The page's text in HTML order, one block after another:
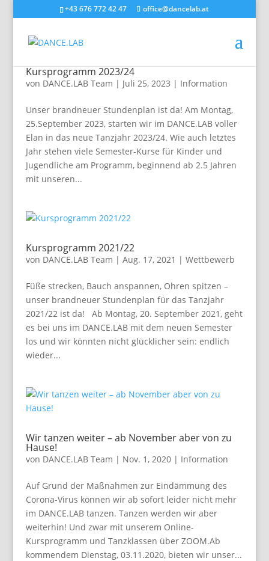
+43 676 772 42 47 office@dancelab.at
Kursprogramm 2023/24
von DANCE.LAB Team | Juli 25, 2023 | Information
Unser brandneuer Stundenplan ist da! Am Montag,
25.September 2023, starten wir im DANCE.LAB voller
Elan in das neue Tanzjahr 2023/24. Wie auch letztes
Jahr stehen viele Semester-Kurse für Kinder und
Jugendliche am Programm, beginnend ab 2.5 Jahren
mit unseren...
Kursprogramm 2021/22
von DANCE.LAB Team | Aug. 17, 2021 | Wettbewerb
Füße strecken, Bauch anspannen, Ohren spitzen –
unser brandneuer Stundenplan für das Tanzjahr
2021/22 ist da! Ab Montag, 20. September 2021, geht
es bei uns im DANCE.LAB mit dem neuen Semester
los und wir könnten nicht glücklicher sein: endlich
wieder...
Wir tanzen weiter – ab November aber von zu
Hause!
von DANCE.LAB Team | Nov. 1, 2020| Information
Auf Grund der Maßnahmen zur Eindämmung des
Corona-Virus können wir ab sofort leider nicht mehr
im DANCE.LAB tanzen. Tanzen werden wir aber
weiterhin! Und zwar mit unserem Online-
Kursprogramm und Tanzklassen über ZOOM.Ab
kommendem Dienstag, 03.11.2020, bieten wir unser...